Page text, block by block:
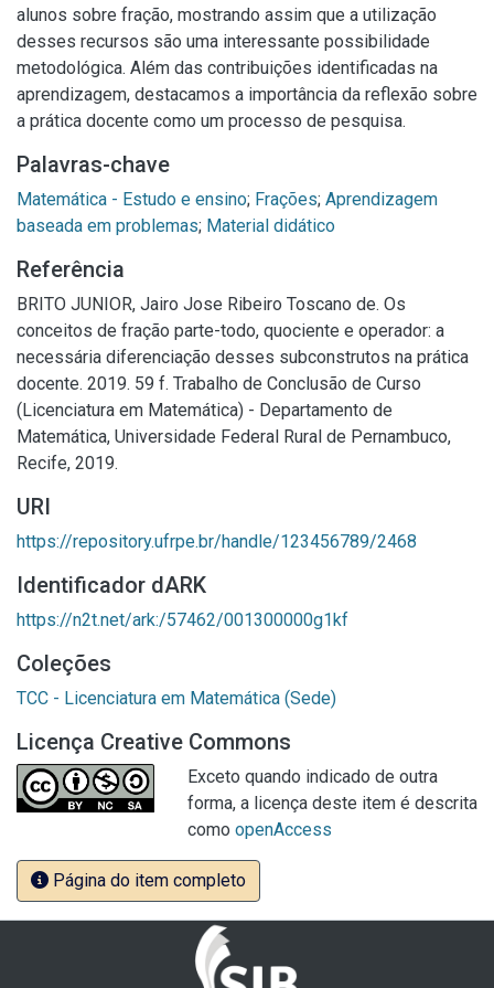
alunos sobre fração, mostrando assim que a utilização
desses recursos são uma interessante possibilidade
metodológica. Além das contribuições identificadas na
aprendizagem, destacamos a importância da reflexão sobre
a prática docente como um processo de pesquisa.
Palavras-chave
Matemática - Estudo e ensino; Frações; Aprendizagem
baseada em problemas; Material didático
Referência
BRITO JUNIOR, Jairo Jose Ribeiro Toscano de. Os
conceitos de fração parte-todo, quociente e operador: a
necessária diferenciação desses subconstrutos na prática
docente. 2019. 59 f. Trabalho de Conclusão de Curso
(Licenciatura em Matemática) - Departamento de
Matemática, Universidade Federal Rural de Pernambuco,
Recife, 2019.
URI
https://repository.ufrpe.br/handle/123456789/2468
Identificador dARK
https://n2t.net/ark:/57462/001300000g1kf
Coleções
TCC - Licenciatura em Matemática (Sede)
Licença Creative Commons
Exceto quando indicado de outra
forma, a licença deste item é descrita
como openAccess
Página do item completo